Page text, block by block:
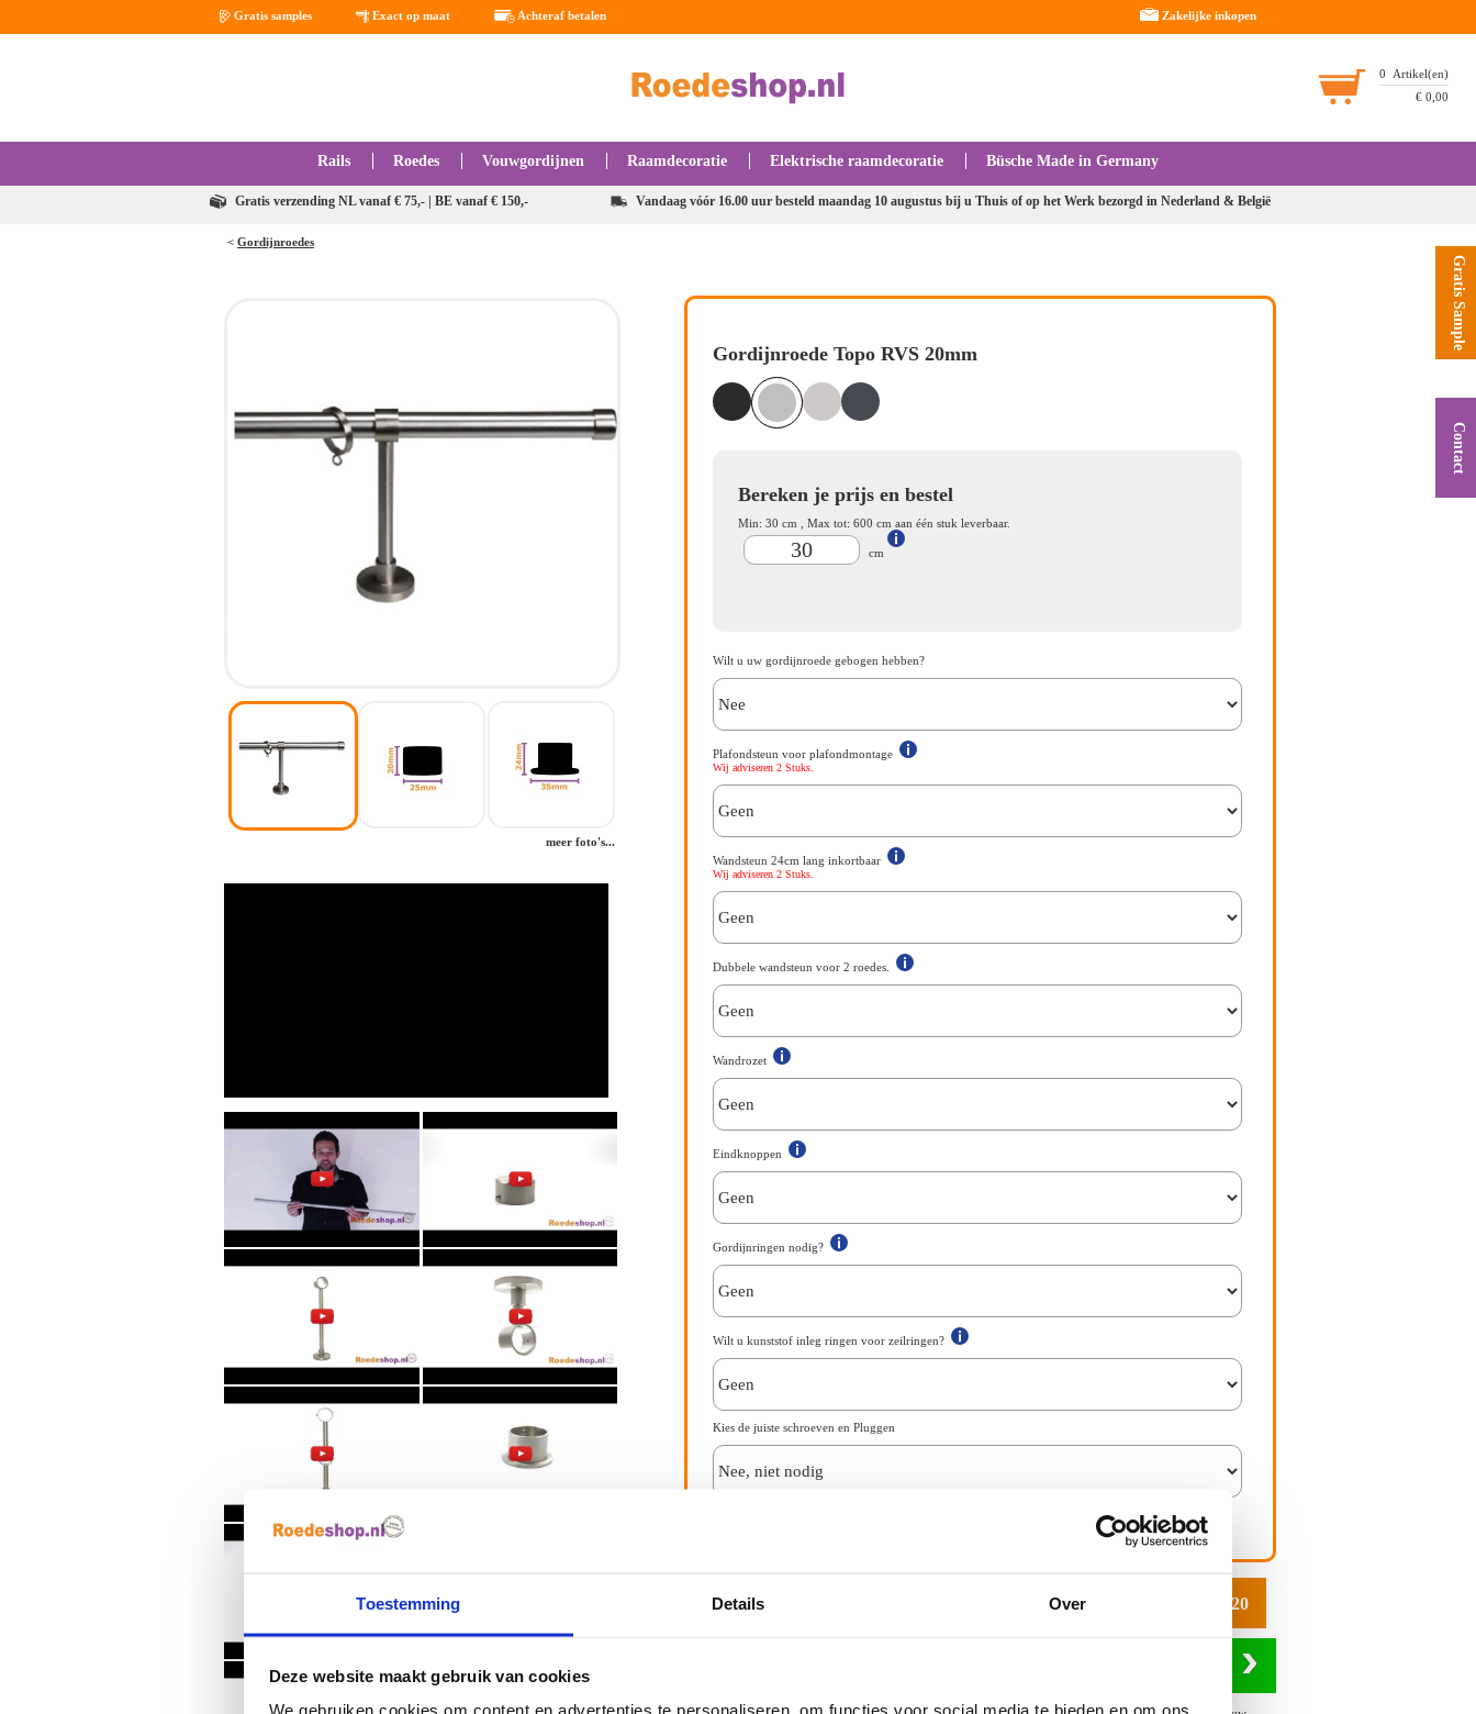
Toestemming Details Over
Deze website maakt gebruik van cookies
We gebruiken cookies om content en advertenties te personaliseren, om functies voor social media te bieden en om ons
Gratis samples Exact op maat Achteraf betalen Zakelijke inkopen
0 Artikel(en)
€ 0,00
Rails Roedes Vouwgordijnen Raamdecoratie Elektrische raamdecoratie Büsche Made in Germany
Gratis verzending NL vanaf € 75,- | BE vanaf € 150,- Vandaag vóór 16.00 uur besteld maandag 10 augustus bij u Thuis of op het Werk bezorgd in Nederland & België
Gratis Sample
Contact
< Gordijnroedes
meer foto's...
Gordijnroede Topo RVS 20mm
Bereken je prijs en bestel
Min: 30 cm , Max tot: 600 cm aan één stuk leverbaar.
cm
Wilt u uw gordijnroede gebogen hebben?
Plafondsteun voor plafondmontage
Wij adviseren 2 Stuks.
Wandsteun 24cm lang inkortbaar
Wij adviseren 2 Stuks.
Dubbele wandsteun voor 2 roedes.
Wandrozet
Eindknoppen
Gordijnringen nodig?
Wilt u kunststof inleg ringen voor zeilringen?
Kies de juiste schroeven en Pluggen
Aantal: 7.20